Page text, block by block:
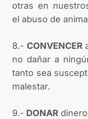
otras en
el abuso de
8.- CONVENCER
no dañar a
tanto sea
malestar.
9.- DONAR